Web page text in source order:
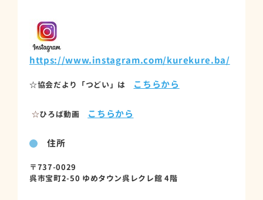
https://www.instagram.com/kurekure.ba/
☆協会だより「つどい」は こちらから
☆ひろば動画 こちらから
住所
〒737-0029
呉市宝町2-50 ゆめタウン呉レクレ館 4階